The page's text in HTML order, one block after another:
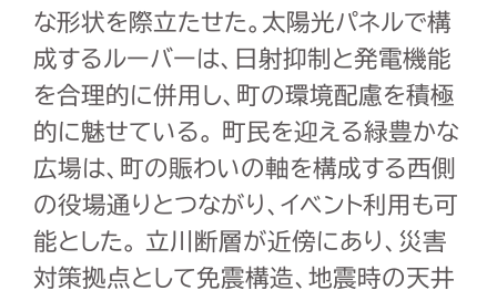
な形状を際立たせた。太陽光パネルで構
成するルーバーは、日射抑制と発電機能
を合理的に併用し、町の環境配慮を積極
的に魅せている。 町民を迎える緑豊かな
広場は、町の賑わいの軸を構成する西側
の役場通りとつながり、イベント利用も可
能とした。 立川断層が近傍にあり、災害
対策拠点として免震構造、地震時の天井